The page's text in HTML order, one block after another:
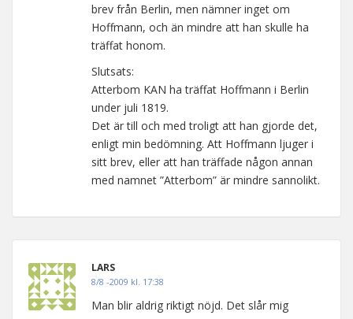
brev från Berlin, men nämner inget om
Hoffmann, och än mindre att han skulle ha
träffat honom.
Slutsats:
Atterbom KAN ha träffat Hoffmann i Berlin
under juli 1819.
Det är till och med troligt att han gjorde det,
enligt min bedömning. Att Hoffmann ljuger i
sitt brev, eller att han träffade någon annan
med namnet ”Atterbom” är mindre sannolikt.
LARS
8/8 -2009 kl. 17:38
Man blir aldrig riktigt nöjd. Det slår mig